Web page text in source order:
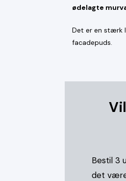
ødelagte
Det er en stærk
facadepuds.
Bestil 3
det